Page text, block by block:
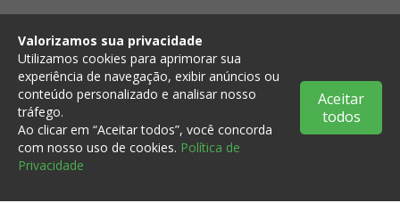
© 2018 | Todos os direitos reservados
Atendimento Whatsapp
Mande um Oi, que já te respondemos.
Valorizamos sua privacidade
Utilizamos cookies para aprimorar sua
experiência de navegação, exibir anúncios ou
conteúdo personalizado e analisar nosso
tráfego.
Ao clicar em “Aceitar todos”, você concorda
com nosso uso de cookies. Política de
Privacidade
Aceitar
todos